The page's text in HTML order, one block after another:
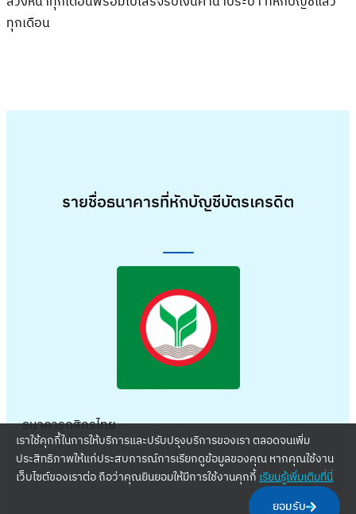
ทุกเดือน
รายชื่อธนาคารที่หักบัญชีบัตรเครดิต
ธนาคารกสิกรไทย
เราใช้คุกกี้ในการให้บริการและปรับปรุงบริการของเรา ตลอดจนเพิ่ม
ประสิทธิภาพให้แก่ประสบการณ์การเรียกดูข้อมูลของคุณ หากคุณใช้งาน
เว็บไซต์ของเราต่อ ถือว่าคุณยินยอมให้มีการใช้งานคุกกี้เรียนรู้เพิ่มเติมที่นี่
ยอมรับ